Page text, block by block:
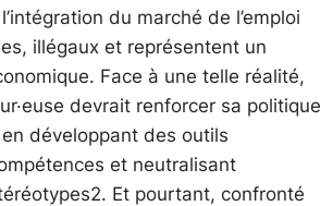
du marché de l’emploi
illégaux et représentent un
Face à une telle réalité,
devrait renforcer sa politique
développant des outils
et neutralisant
Et pourtant, confronté